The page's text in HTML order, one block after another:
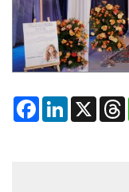
FacebookLinkedIn
X